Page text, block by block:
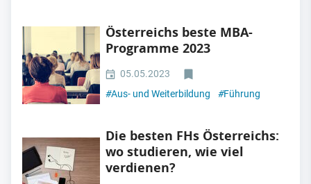
Österreichs beste MBA-
Programme 2023
05.05.2023
#Aus- und Weiterbildung #Führung
Die besten FHs Österreichs:
wo studieren, wie viel
verdienen?